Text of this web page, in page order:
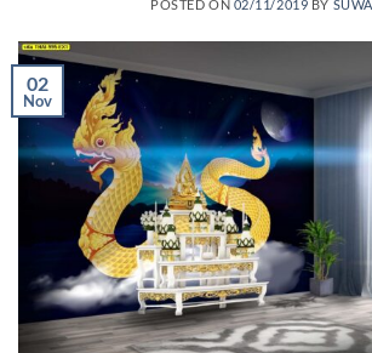
POSTED ON 02/11/2019 BY
02
Nov